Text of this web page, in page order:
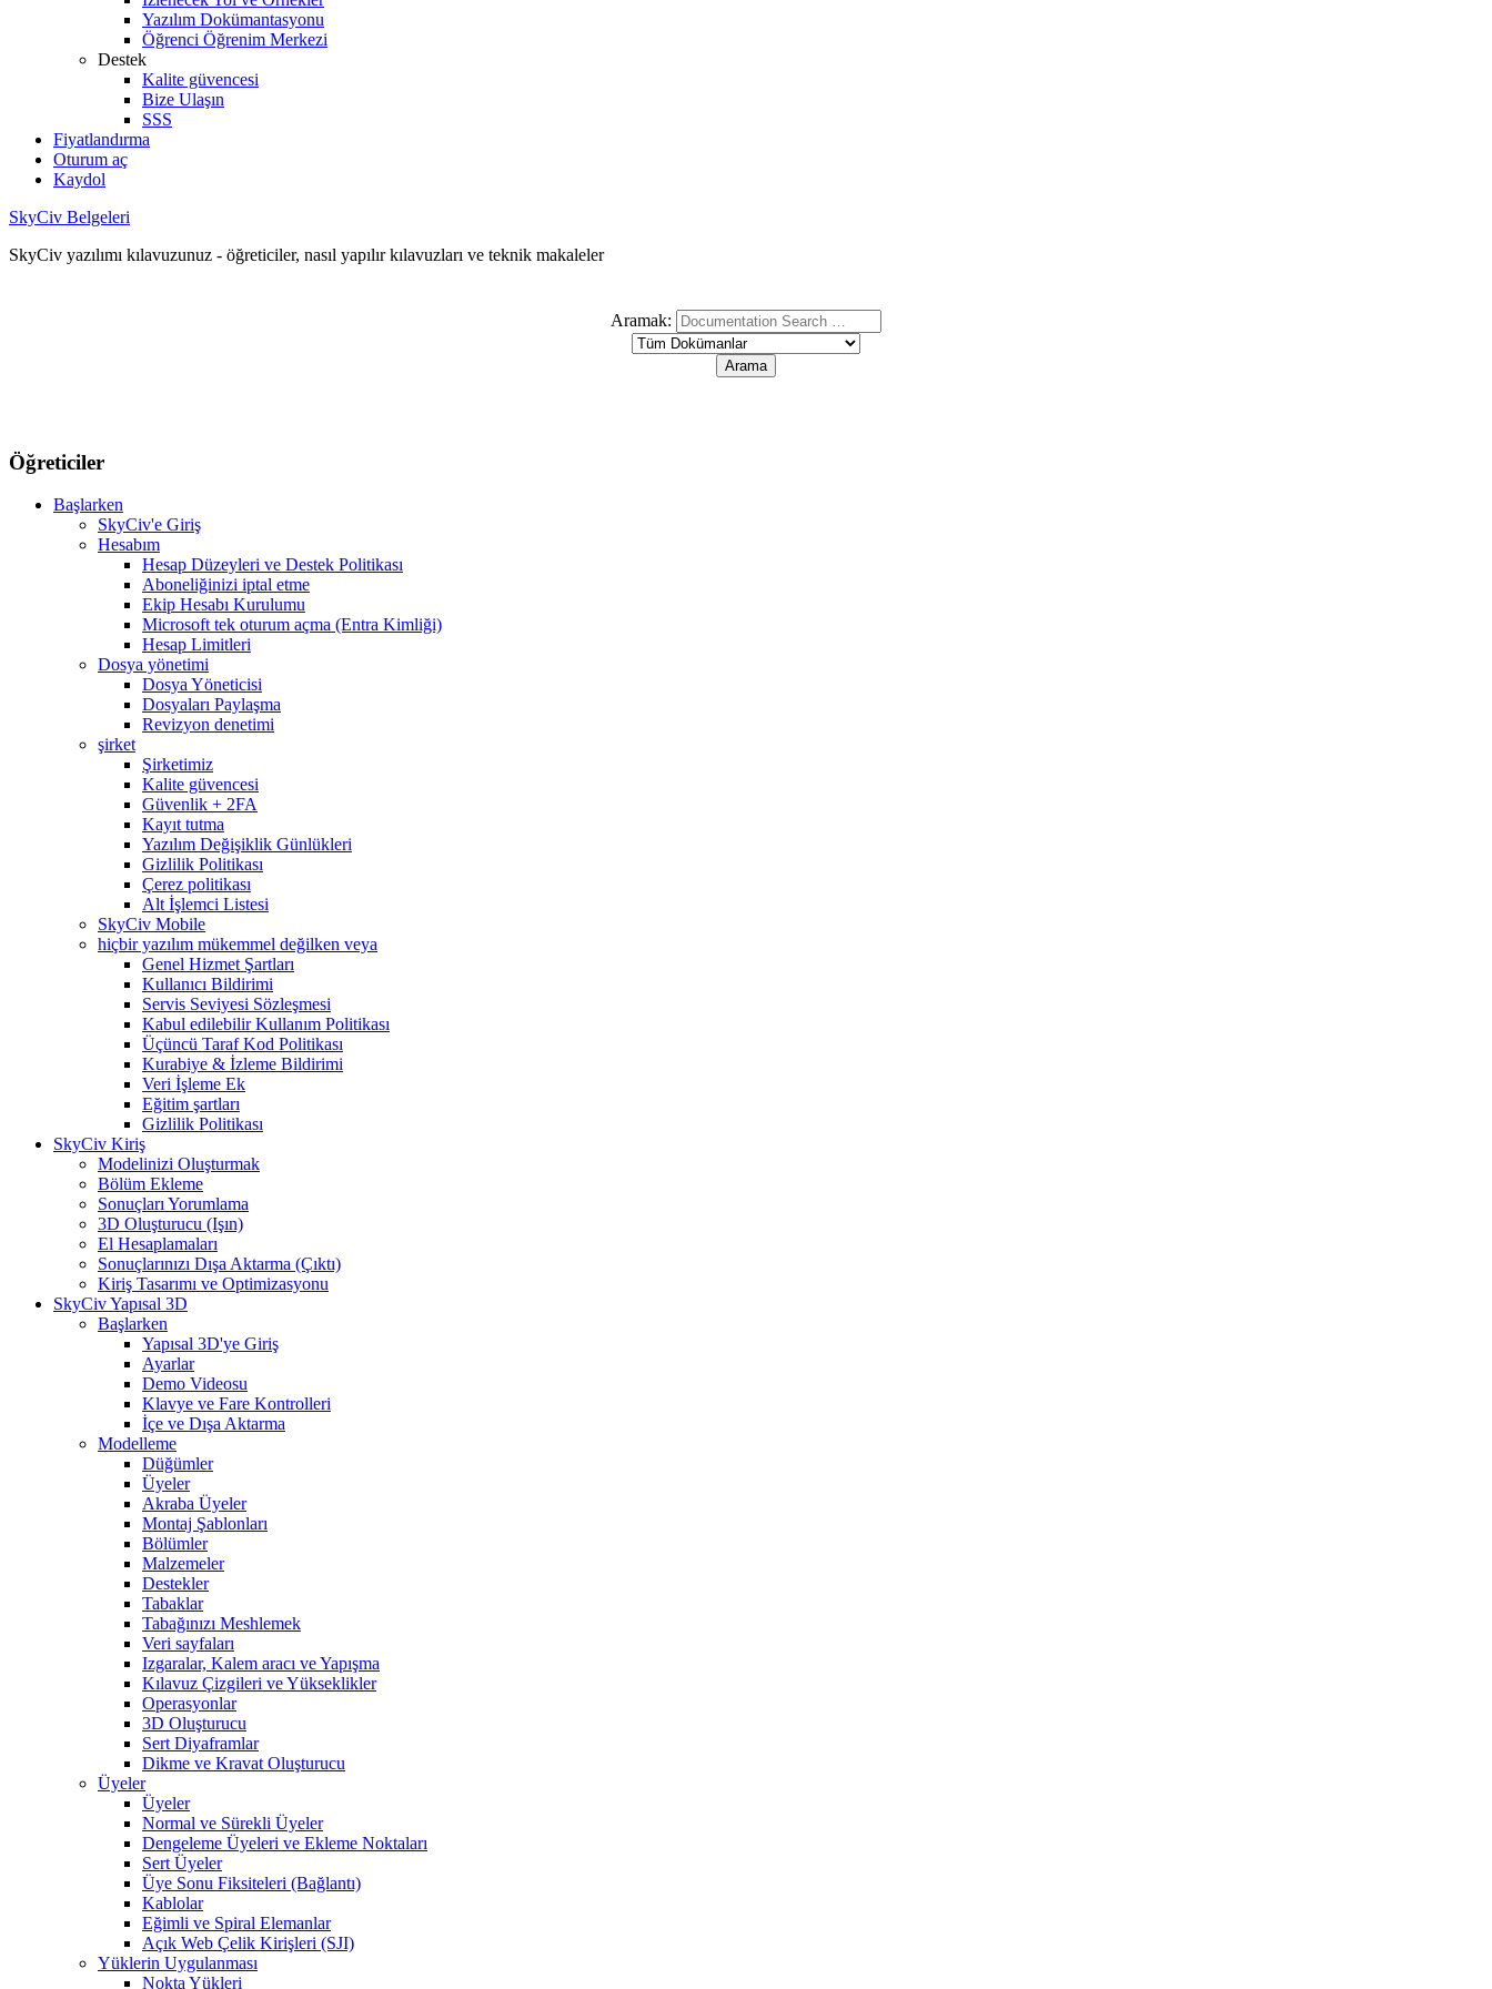
Yazılım Dokümantasyonu
Öğrenci Öğrenim Merkezi
Destek
Kalite güvencesi
Bize Ulaşın
SSS
Fiyatlandırma
Oturum aç
Kaydol
SkyCiv Belgeleri
SkyCiv yazılımı kılavuzunuz - öğreticiler, nasıl yapılır kılavuzları ve teknik makaleler
Aramak:
Öğreticiler
Başlarken
SkyCiv'e Giriş
Hesabım
Hesap Düzeyleri ve Destek Politikası
Aboneliğinizi iptal etme
Ekip Hesabı Kurulumu
Microsoft tek oturum açma (Entra Kimliği)
Hesap Limitleri
Dosya yönetimi
Dosya Yöneticisi
Dosyaları Paylaşma
Revizyon denetimi
şirket
Şirketimiz
Kalite güvencesi
Güvenlik + 2FA
Kayıt tutma
Yazılım Değişiklik Günlükleri
Gizlilik Politikası
Çerez politikası
Alt İşlemci Listesi
SkyCiv Mobile
hiçbir yazılım mükemmel değilken veya
Genel Hizmet Şartları
Kullanıcı Bildirimi
Servis Seviyesi Sözleşmesi
Kabul edilebilir Kullanım Politikası
Üçüncü Taraf Kod Politikası
Kurabiye & İzleme Bildirimi
Veri İşleme Ek
Eğitim şartları
Gizlilik Politikası
SkyCiv Kiriş
Modelinizi Oluşturmak
Bölüm Ekleme
Sonuçları Yorumlama
3D Oluşturucu (Işın)
El Hesaplamaları
Sonuçlarınızı Dışa Aktarma (Çıktı)
Kiriş Tasarımı ve Optimizasyonu
SkyCiv Yapısal 3D
Başlarken
Yapısal 3D'ye Giriş
Ayarlar
Demo Videosu
Klavye ve Fare Kontrolleri
İçe ve Dışa Aktarma
Modelleme
Düğümler
Üyeler
Akraba Üyeler
Montaj Şablonları
Bölümler
Malzemeler
Destekler
Tabaklar
Tabağınızı Meshlemek
Veri sayfaları
Izgaralar, Kalem aracı ve Yapışma
Kılavuz Çizgileri ve Yükseklikler
Operasyonlar
3D Oluşturucu
Sert Diyaframlar
Dikme ve Kravat Oluşturucu
Üyeler
Üyeler
Normal ve Sürekli Üyeler
Dengeleme Üyeleri ve Ekleme Noktaları
Sert Üyeler
Üye Sonu Fiksiteleri (Bağlantı)
Kablolar
Eğimli ve Spiral Elemanlar
Açık Web Çelik Kirişleri (SJI)
Yüklerin Uygulanması
Nokta Yükleri